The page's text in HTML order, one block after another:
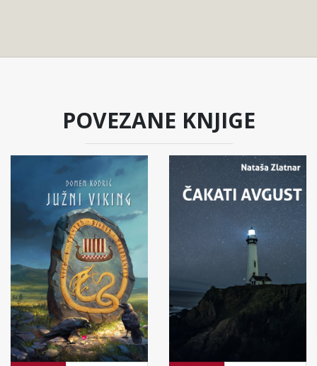
POVEZANE KNJIGE